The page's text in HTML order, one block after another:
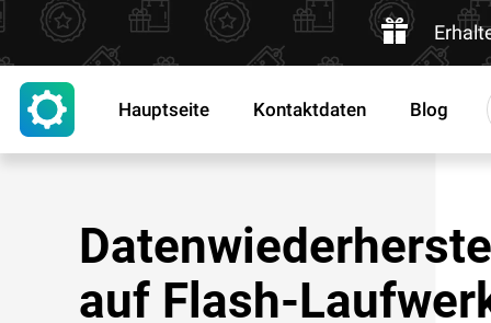
Hauptseite Kontaktdaten Blog
auf Flash-